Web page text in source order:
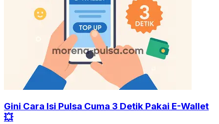
Gini Cara Isi Pulsa Cuma 3 Detik Pakai E-Wallet
💥